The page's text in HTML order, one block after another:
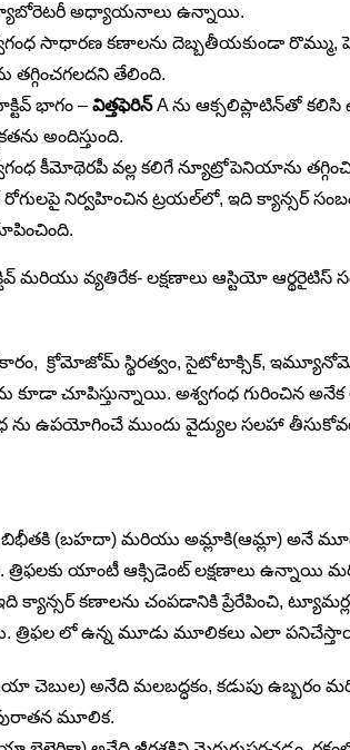
అధ్యాయనాలు ఉన్నాయి.
సాధారణ కణాలను దెబ్బతీయకుండా రొమ్ము, పెద్ద
తగ్గించగలదని తేలింది.
భాగం – విత్తఫెరిన్A ను ఆక్సలిప్లాటిన్‌తో కలిసి
అందిస్తుంది.
కీమోథెరపీ వల్ల కలిగే న్యూట్రోపెనియాను
రోగులపై నిర్వహించిన ట్రయల్‌లో, ఇది క్యాన్సర్
మరియు వ్యతిరేక- లక్షణాలు ఆస్టియో ఆర్థరైటిస్
క్రోమోజోమ్ స్థిరత్వం, సైటోటాక్సిక్,
చూపిస్తున్నాయి. అశ్వగంధ గురించిన
ను ఉపయోగించే ముందు వైద్యుల సలహా
బిభీతకి (బహదా) మరియు అమ్లాకి(ఆమ్లా) అనే
యాంటీ ఆక్సిడెంట్ లక్షణాలు ఉన్నాయి
క్యాన్సర్ కణాలను చంపడానికి ప్రేరేపించి,
లో ఉన్న మూడు మూలికలు ఎలా
చెబుల) అనేది మలబద్ధకం, కడుపు ఉబ్బరం
మూలిక.